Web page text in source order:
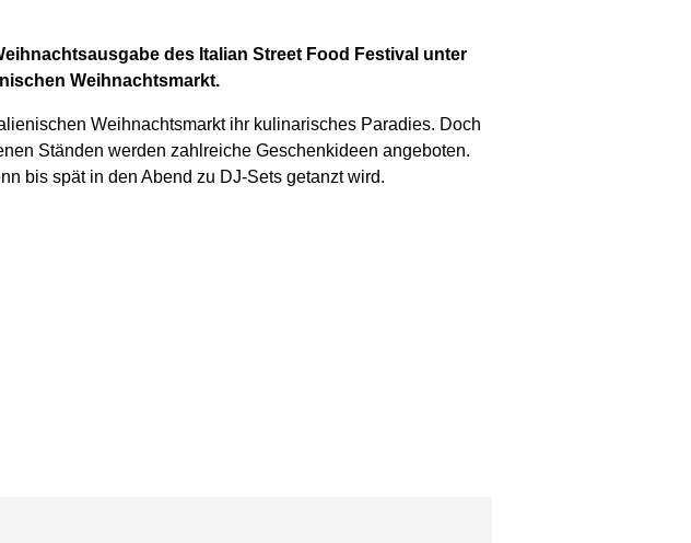
des Italian Street Food Festival unter
Weihnachtsmarkt.
Weihnachtsmarkt ihr kulinarisches Paradies. Doch
Ständen werden zahlreiche Geschenkideen angeboten.
bis spät in den Abend zu DJ-Sets getanzt wird.